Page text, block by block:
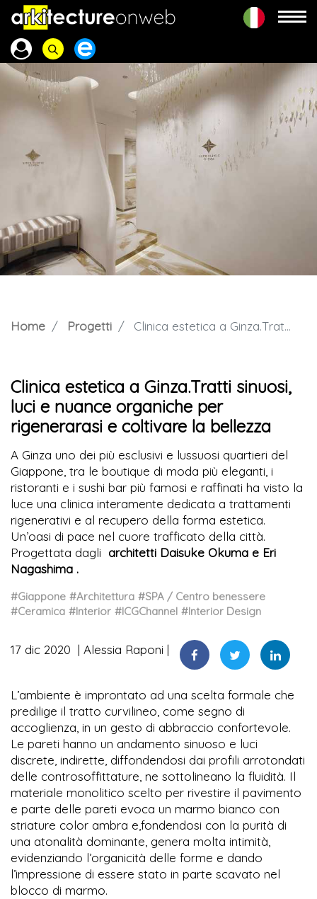
Home Progetti Clinica estetica a Ginza.Tratti sinuosi, luci e nuance organiche per rigenerarasi e coltivare la bellezza
Clinica estetica a Ginza.Tratti sinuosi,
luci e nuance organiche per
rigenerarasi e coltivare la bellezza
A Ginza uno dei più esclusivi e lussuosi quartieri del
Giappone, tra le boutique di moda più eleganti, i
ristoranti e i sushi bar più famosi e raffinati ha visto la
luce una clinica interamente dedicata a trattamenti
rigenerativi e al recupero della forma estetica.
Un’oasi di pace nel cuore trafficato della città.
Progettata dagli architetti Daisuke Okuma e Eri
Nagashima .
#Giappone #Architettura #SPA / Centro benessere
#Ceramica #Interior #ICGChannel #Interior Design
17 dic 2020 Alessia Raponi
L’ambiente è improntato ad una scelta formale che
predilige il tratto curvilineo, come segno di
accoglienza, in un gesto di abbraccio confortevole.
Le pareti hanno un andamento sinuoso e luci
discrete, indirette, diffondendosi dai profili arrotondati
delle controsoffittature, ne sottolineano la fluidità. Il
materiale monolitico scelto per rivestire il pavimento
e parte delle pareti evoca un marmo bianco con
striature color ambra e,fondendosi con la purità di
una atonalità dominante, genera molta intimità,
evidenziando l’organicità delle forme e dando
l’impressione di essere stato in parte scavato nel
blocco di marmo.